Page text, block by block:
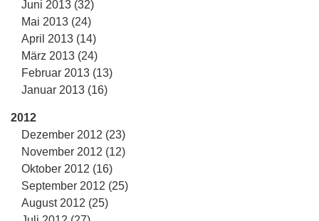
Juni 2013 (32)
Mai 2013 (24)
April 2013 (14)
März 2013 (24)
Februar 2013 (13)
Januar 2013 (16)
2012
Dezember 2012 (23)
November 2012 (12)
Oktober 2012 (16)
September 2012 (25)
August 2012 (25)